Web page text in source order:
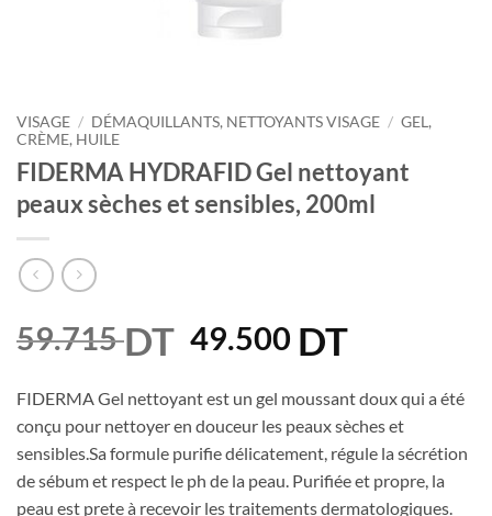
VISAGE / DÉMAQUILLANTS, NETTOYANTS VISAGE / GEL,
CRÈME, HUILE
FIDERMA HYDRAFID Gel nettoyant
peaux sèches et sensibles, 200ml
59.715DT Le
initial
était :
59.715 DT.
49.500 DTLe
actuel
est :
49.500
FIDERMA Gel nettoyant est un gel moussant doux qui a été
conçu pour nettoyer en douceur les peaux sèches et
sensibles.Sa formule purifie délicatement, régule la sécrétion
de sébum et respect le ph de la peau. Purifiée et propre, la
peau est prete à recevoir les traitements dermatologiques.